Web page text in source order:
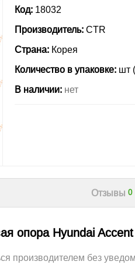
Код: 18032
Производитель: CTR
Страна: Корея
Количество в упаковке: шт
В наличии: нет
Отзывы 0
опора Hyundai
производителем без